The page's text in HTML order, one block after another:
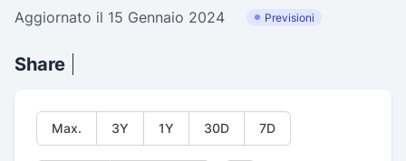
Aggiornato il 15 Gennaio 2024 Previsioni
Share
Max. 3Y 1Y 30D 7D